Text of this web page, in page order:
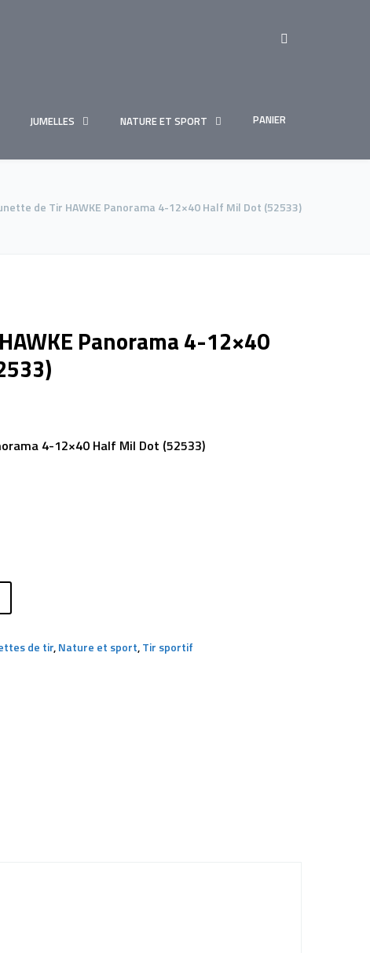
JUMELLES NATURE ET SPORT PANIER
de Tir HAWKE Panorama 4-12×40 Half Mil Dot (52533)
Panorama 4-12×40
4-12×40 Half Mil Dot (52533)
de tir,Nature et sport,Tir sportif